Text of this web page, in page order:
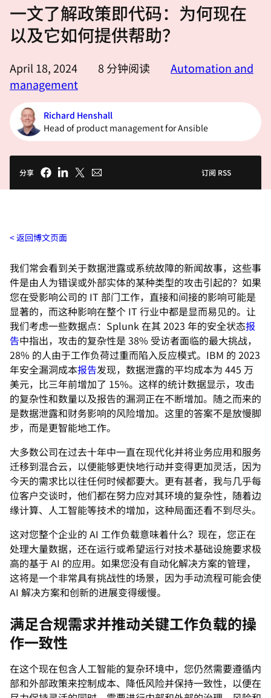
一文了解政策即代码：为何现在
以及它如何提供帮助？
April 18, 2024 8分钟阅读
Automation and
management
Richard Henshall
Head of product management for Ansible
分享 订阅 RSS
返回博文页面
我们常会看到关于数据泄露或系统故障的新闻故事，这些事
件是由人为错误或外部实体的某种类型的攻击引起的？如果
您在受影响公司的 IT 部门工作，直接和间接的影响可能是
显著的，而这种影响在整个 IT 行业中都是显而易见的。让
我们考虑一些数据点：Splunk 在其 2023 年的安全状态报
告中指出，攻击的复杂性是 38% 受访者面临的最大挑战，
28% 的人由于工作负荷过重而陷入反应模式。IBM 的 2023
年安全漏洞成本报告发现，数据泄露的平均成本为 445 万
美元，比三年前增加了 15%。这样的统计数据显示，攻击
的复杂性和数量以及报告的漏洞正在不断增加。随之而来的
是数据泄露和财务影响的风险增加。这里的答案不是放慢脚
步，而是更智能地工作。
大多数公司在过去十年中一直在现代化并将业务应用和服务
迁移到混合云，以便能够更快地行动并变得更加灵活，因为
今天的需求比以往任何时候都要大。更有甚者，我与几乎每
位客户交谈时，他们都在努力应对其环境的复杂性，随着边
缘计算、人工智能等技术的增加，这种局面还看不到尽头。
这对您整个企业的 AI 工作负载意味着什么？现在，您正在
处理大量数据，还在运行或希望运行对技术基础设施要求极
高的基于 AI 的应用。如果您没有自动化解决方案的管理，
这将是一个非常具有挑战性的场景，因为手动流程可能会使
AI 解决方案和创新的进展变得缓慢。
满足合规需求并推动关键工作负载的操
作一致性
在这个现在包含人工智能的复杂环境中，您仍然需要遵循内
部和外部政策来控制成本、降低风险并保持一致性，以便在